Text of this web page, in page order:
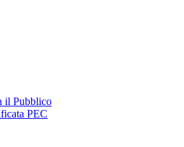
il Pubblico
PEC